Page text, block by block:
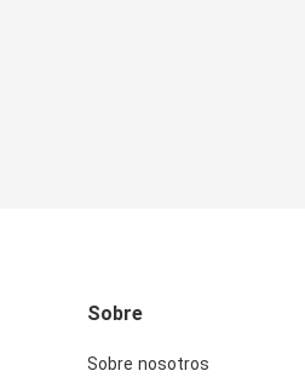
Sobre
Sobre nosotros